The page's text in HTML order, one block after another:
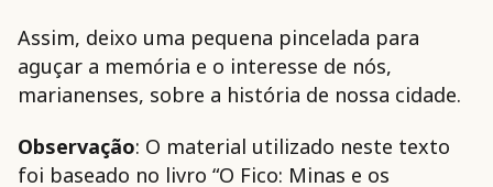
Assim, deixo uma pequena pincelada para
aguçar a memória e o interesse de nós,
marianenses, sobre a história de nossa cidade.
Observação: O material utilizado neste texto
foi baseado no livro “O Fico: Minas e os